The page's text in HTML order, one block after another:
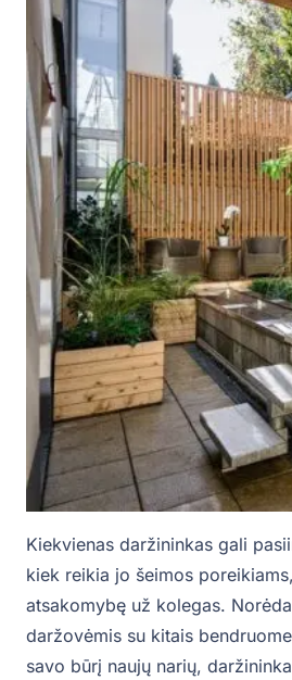
Kiekvienas daržininkas gali
kiek reikia jo šeimos
atsakomybę už kolegas.
daržovėmis su kitais
savo būrį naujų narių,